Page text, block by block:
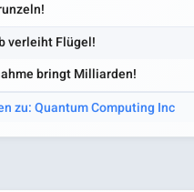
verleiht Flügel!
bringt Milliarden!
zu: Quantum Computing Inc